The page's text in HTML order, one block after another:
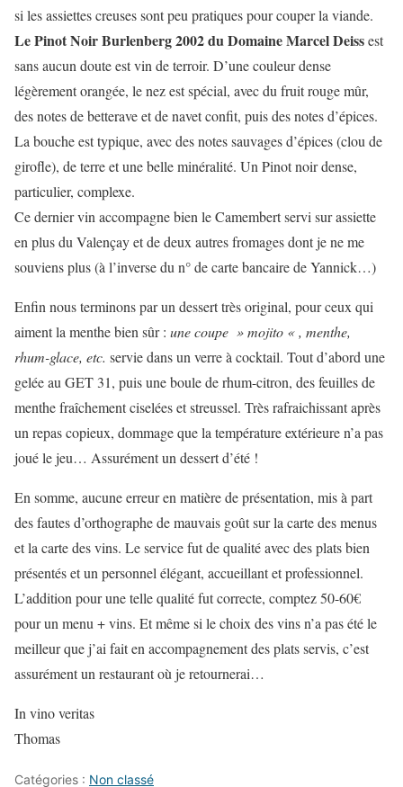
si les assiettes creuses sont peu pratiques pour couper la viande.
Le Pinot Noir Burlenberg 2002 du Domaine Marcel Deissest
sans aucun doute est vin de terroir. D’une couleur dense
légèrement orangée, le nez est spécial, avec du fruit rouge mûr,
des notes de betterave et de navet confit, puis des notes d’épices.
La bouche est typique, avec des notes sauvages d’épices (clou de
girofle), de terre et une belle minéralité. Un Pinot noir dense,
particulier, complexe.
Ce dernier vin accompagne bien le Camembert servi sur assiette
en plus du Valençay et de deux autres fromages dont je ne me
souviens plus (à l’inverse du n° de carte bancaire de Yannick…)
Enfin nous terminons par un dessert très original, pour ceux qui
aiment la menthe bien sûr : une coupe » mojito « , menthe,
rhum-glace, etc. servie dans un verre à cocktail. Tout d’abord une
gelée au GET 31, puis une boule de rhum-citron, des feuilles de
menthe fraîchement ciselées et streussel. Très rafraichissant après
un repas copieux, dommage que la température extérieure n’a pas
joué le jeu… Assurément un dessert d’été !
En somme, aucune erreur en matière de présentation, mis à part
des fautes d’orthographe de mauvais goût sur la carte des menus
et la carte des vins. Le service fut de qualité avec des plats bien
présentés et un personnel élégant, accueillant et professionnel.
L’addition pour une telle qualité fut correcte, comptez 50-60€
pour un menu + vins. Et même si le choix des vins n’a pas été le
meilleur que j’ai fait en accompagnement des plats servis, c’est
assurément un restaurant où je retournerai…
In vino veritas
Thomas
Catégories : Non classé